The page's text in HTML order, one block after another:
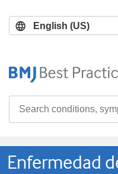
main
search
Enfermedad